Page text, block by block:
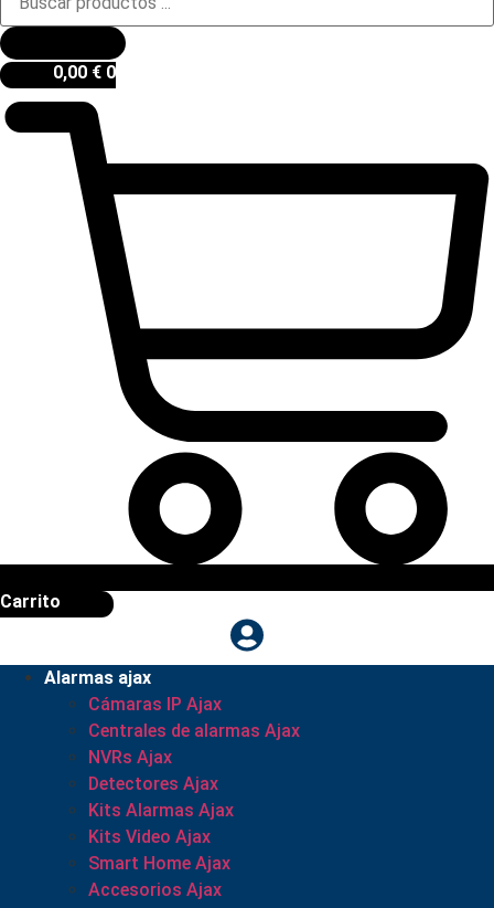
productos
0,00 € 0
Carrito
Alarmas ajax
Cámaras IP Ajax
Centrales de alarmas Ajax
NVRs Ajax
Detectores Ajax
Kits Alarmas Ajax
Kits Video Ajax
Smart Home Ajax
Accesorios Ajax